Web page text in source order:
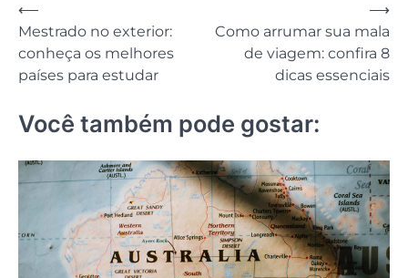
Navegação
de
Post
⟵
Mestrado no exterior:
conheça os melhores
países para estudar
Como arrumar sua mala
de viagem: confira 8
dicas essenciais
⟶
Você também pode gostar: